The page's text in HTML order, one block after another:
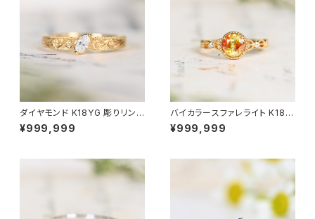
ダイヤモンド K18YG 彫りリング
11号（GH1039）SCG6714
¥999,999
バイカラースファレライト K18Y
G リング 10号（JK6953）
¥999,999